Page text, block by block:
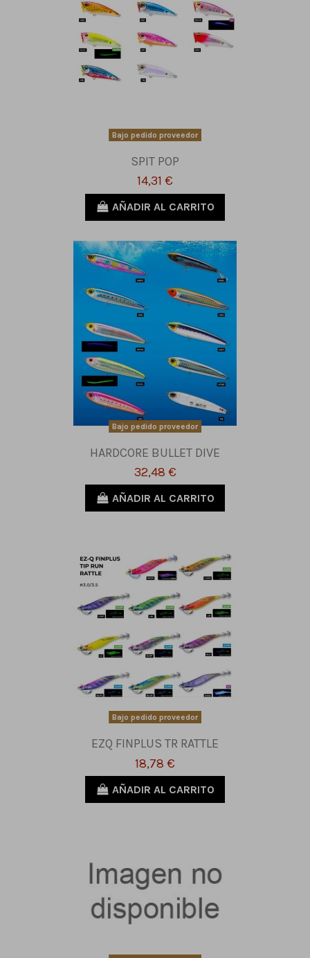
Bajo pedido proveedor
SPIT POP
14,31 €
AÑADIR AL CARRITO
Bajo pedido proveedor
HARDCORE BULLET DIVE
32,48 €
AÑADIR AL CARRITO
Bajo pedido proveedor
EZQ FINPLUS TR RATTLE
18,78 €
AÑADIR AL CARRITO